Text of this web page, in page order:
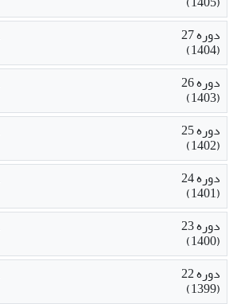
دوره 27
(1404)
دوره 26
(1403)
دوره 25
(1402)
دوره 24
(1401)
دوره 23
(1400)
دوره 22
(1399)